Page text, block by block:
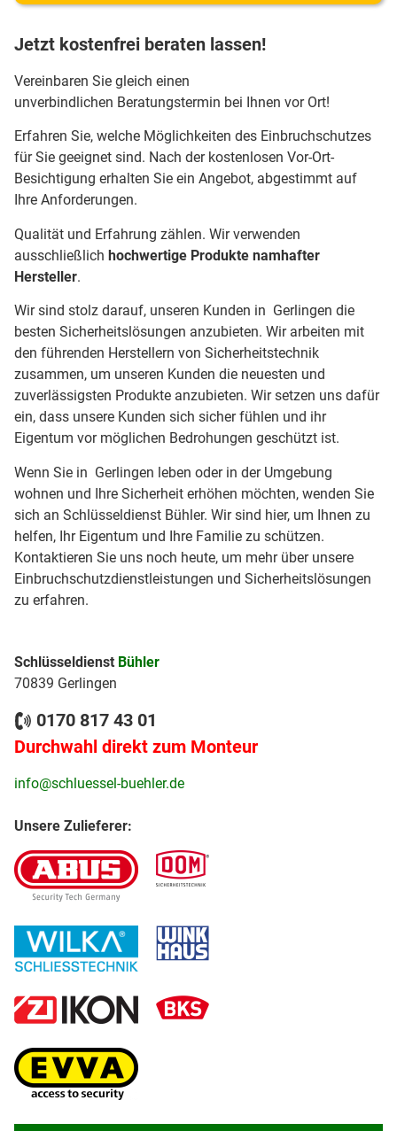
Jetzt kostenfrei beraten lassen!
Vereinbaren Sie gleich einen
unverbindlichen Beratungstermin bei Ihnen vor Ort!
Erfahren Sie, welche Möglichkeiten des Einbruchschutzes
für Sie geeignet sind. Nach der kostenlosen Vor-Ort-
Besichtigung erhalten Sie ein Angebot, abgestimmt auf
Ihre Anforderungen.
Qualität und Erfahrung zählen. Wir verwenden
ausschließlich hochwertige Produkte namhafter
Hersteller.
Wir sind stolz darauf, unseren Kunden in Gerlingen die
besten Sicherheitslösungen anzubieten. Wir arbeiten mit
den führenden Herstellern von Sicherheitstechnik
zusammen, um unseren Kunden die neuesten und
zuverlässigsten Produkte anzubieten. Wir setzen uns dafür
ein, dass unsere Kunden sich sicher fühlen und ihr
Eigentum vor möglichen Bedrohungen geschützt ist.
Wenn Sie in Gerlingen leben oder in der Umgebung
wohnen und Ihre Sicherheit erhöhen möchten, wenden Sie
sich an Schlüsseldienst Bühler. Wir sind hier, um Ihnen zu
helfen, Ihr Eigentum und Ihre Familie zu schützen.
Kontaktieren Sie uns noch heute, um mehr über unsere
Einbruchschutzdienstleistungen und Sicherheitslösungen
zu erfahren.
Schlüsseldienst Bühler
70839 Gerlingen
0170 817 43 01
Durchwahl direkt zum Monteur
info@schluessel-buehler.de
Unsere Zulieferer: